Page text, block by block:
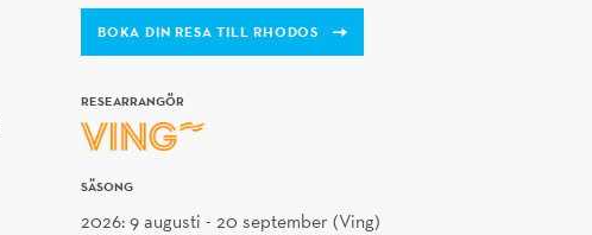
BOKA DIN RESA TILL RHODOS
RESEARRANGÖR
SÄSONG
2026: 9 augusti - 20 september (Ving)